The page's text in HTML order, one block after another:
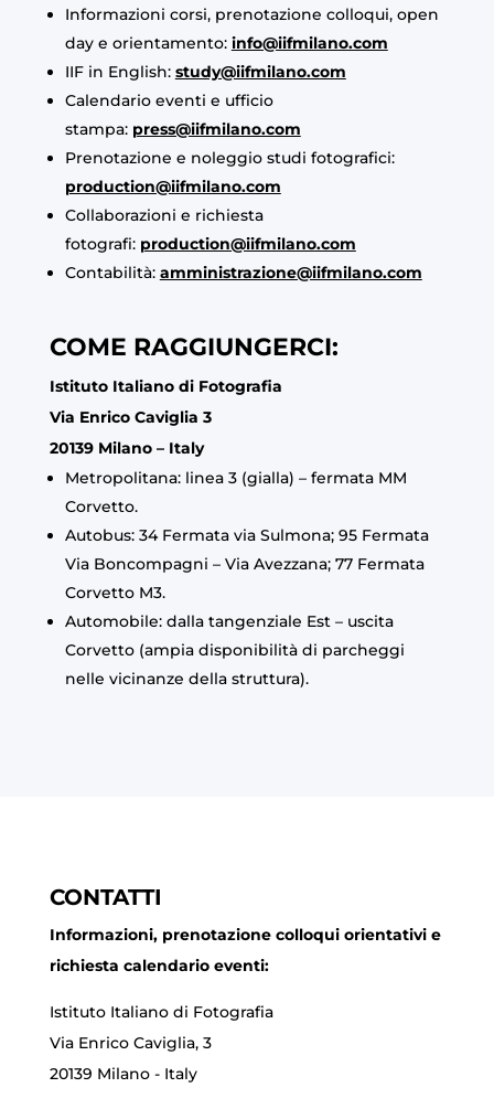
Informazioni corsi, prenotazione colloqui, open
day e orientamento: info@iifmilano.com
IIF in English: study@iifmilano.com
Calendario eventi e ufficio
stampa: press@iifmilano.com
Prenotazione e noleggio studi fotografici:
production@iifmilano.com
Collaborazioni e richiesta
fotografi: production@iifmilano.com
Contabilità: amministrazione@iifmilano.com
COME RAGGIUNGERCI:
Istituto Italiano di Fotografia
Via Enrico Caviglia 3
20139 Milano – Italy
Metropolitana: linea 3 (gialla) – fermata MM
Corvetto.
Autobus: 34 Fermata via Sulmona; 95 Fermata
Via Boncompagni – Via Avezzana; 77 Fermata
Corvetto M3.
Automobile: dalla tangenziale Est – uscita
Corvetto (ampia disponibilità di parcheggi
nelle vicinanze della struttura).
CONTATTI
Informazioni, prenotazione colloqui orientativi e
richiesta calendario eventi:
Istituto Italiano di Fotografia
Via Enrico Caviglia, 3
20139 Milano - Italy